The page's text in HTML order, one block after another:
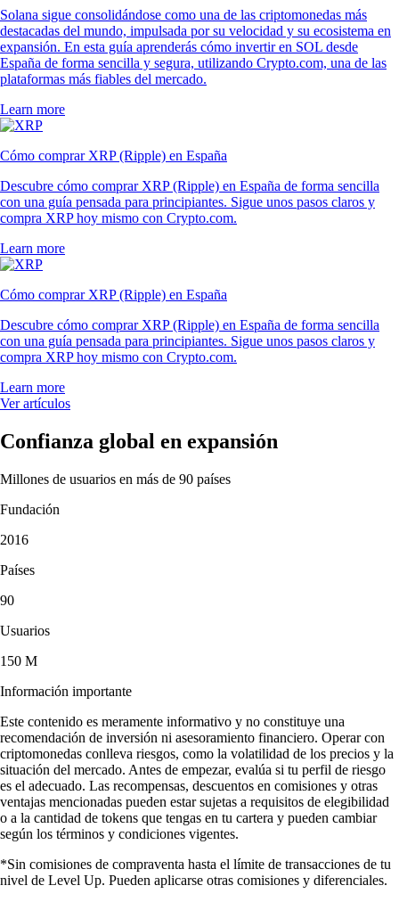
Solana sigue consolidándose como una de las criptomonedas más
destacadas del mundo, impulsada por su velocidad y su ecosistema en
expansión. En esta guía aprenderás cómo invertir en SOL desde
España de forma sencilla y segura, utilizando Crypto.com, una de las
plataformas más fiables del mercado.
Learn more
Cómo comprar XRP (Ripple) en España
Descubre cómo comprar XRP (Ripple) en España de forma sencilla
con una guía pensada para principiantes. Sigue unos pasos claros y
compra XRP hoy mismo con Crypto.com.
Learn more
Cómo comprar XRP (Ripple) en España
Descubre cómo comprar XRP (Ripple) en España de forma sencilla
con una guía pensada para principiantes. Sigue unos pasos claros y
compra XRP hoy mismo con Crypto.com.
Learn more
Ver artículos
Confianza global en expansión
Millones de usuarios en más de 90 países
Fundación
2016
Países
90
Usuarios
150 M
Información importante
Este contenido es meramente informativo y no constituye una
recomendación de inversión ni asesoramiento financiero. Operar con
criptomonedas conlleva riesgos, como la volatilidad de los precios y la
situación del mercado. Antes de empezar, evalúa si tu perfil de riesgo
es el adecuado. Las recompensas, descuentos en comisiones y otras
ventajas mencionadas pueden estar sujetas a requisitos de elegibilidad
o a la cantidad de tokens que tengas en tu cartera y pueden cambiar
según los términos y condiciones vigentes.
*Sin comisiones de compraventa hasta el límite de transacciones de tu
nivel de Level Up. Pueden aplicarse otras comisiones y diferenciales.